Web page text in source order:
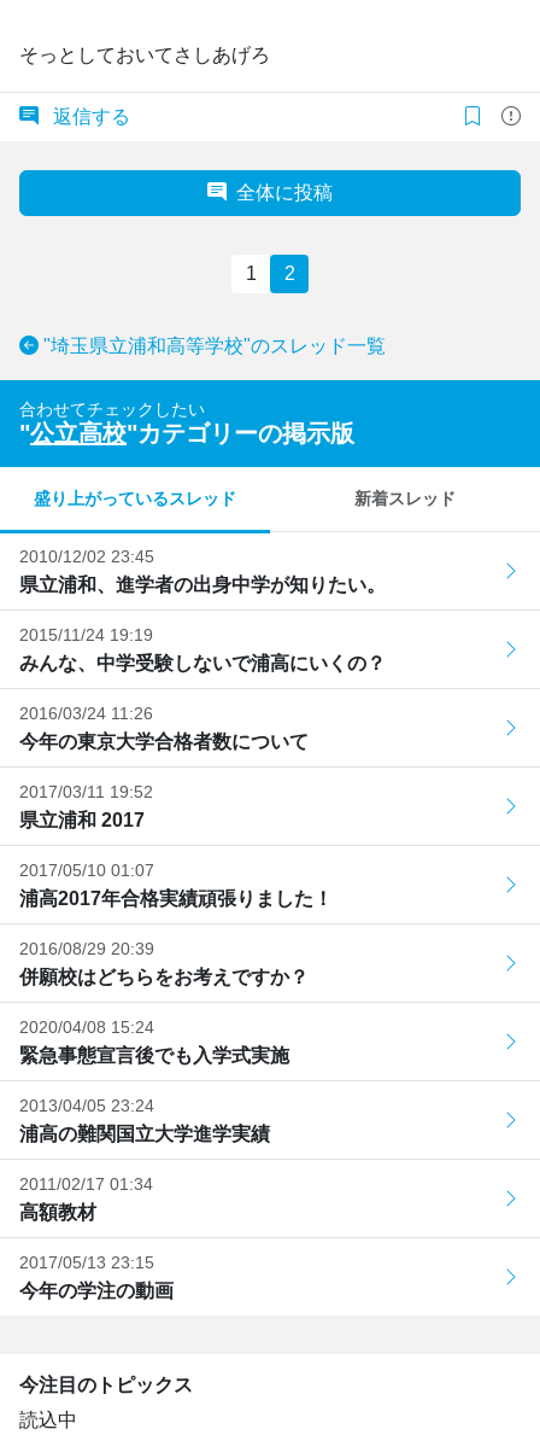
そっとしておいてさしあげろ
返信する
全体に投稿
1 2
"埼玉県立浦和高等学校"のスレッド一覧
合わせてチェックしたい
"公立高校"カテゴリーの掲示版
盛り上がっているスレッド 新着スレッド
2010/12/02 23:45
県立浦和、進学者の出身中学が知りたい。
2015/11/24 19:19
みんな、中学受験しないで浦高にいくの？
2016/03/24 11:26
今年の東京大学合格者数について
2017/03/11 19:52
県立浦和 2017
2017/05/10 01:07
浦高2017年合格実績頑張りました！
2016/08/29 20:39
併願校はどちらをお考えですか？
2020/04/08 15:24
緊急事態宣言後でも入学式実施
2013/04/05 23:24
浦高の難関国立大学進学実績
2011/02/17 01:34
高額教材
2017/05/13 23:15
今年の学注の動画
今注目のトピックス
読込中